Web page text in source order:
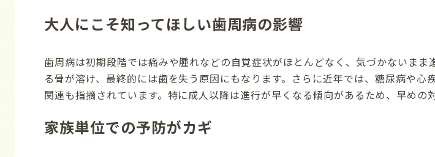
大人にこそ知ってほしい歯周病の影響
歯周病は初期段階では痛みや腫れなどの自覚症状がほとんどなく、気づかないまま
る骨が溶け、最終的には歯を失う原因にもなります。さらに近年では、糖尿病や心
関連も指摘されています。特に成人以降は進行が早くなる傾向があるため、早めの
家族単位での予防がカギ